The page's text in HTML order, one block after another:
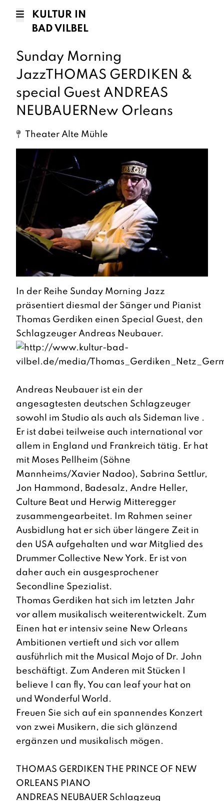
KULTUR IN
BAD VILBEL
Sunday Morning
JazzTHOMAS GERDIKEN &
special Guest ANDREAS
NEUBAUERNew Orleans
Theater Alte Mühle
In der Reihe Sunday Morning Jazz
präsentiert diesmal der Sänger und Pianist
Thomas Gerdiken einen Special Guest, den
Schlagzeuger Andreas Neubauer.
Andreas Neubauer ist ein der
angesagtesten deutschen Schlagzeuger
sowohl im Studio als auch als Sideman live .
Er ist dabei teilweise auch international vor
allem in England und Frankreich tätig. Er hat
mit Moses Pellheim (Söhne
Mannheims/Xavier Nadoo), Sabrina Settlur,
Jon Hammond, Badesalz, Andre Heller,
Culture Beat und Herwig Mitteregger
zusammengearbeitet. Im Rahmen seiner
Ausbidlung hat er sich über längere Zeit in
den USA aufgehalten und war Mitglied des
Drummer Collective New York. Er ist von
daher auch ein ausgesprochener
Secondline Spezialist.
Thomas Gerdiken hat sich im letzten Jahr
vor allem musikalisch weiterentwickelt. Zum
Einen hat er intensiv seine New Orleans
Ambitionen vertieft und sich vor allem
ausführlich mit the Musical Mojo of Dr. John
beschäftigt. Zum Anderen mit Stücken I
believe I can fly, You can leaf your hat on
und Wonderful World.
Freuen Sie sich auf ein spannendes Konzert
von zwei Musikern, die sich glänzend
ergänzen und musikalisch mögen.
THOMAS GERDIKEN THE PRINCE OF NEW
ORLEANS PIANO
ANDREAS NEUBAUER Schlagzeug